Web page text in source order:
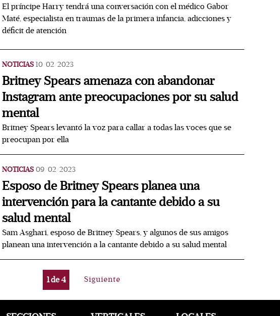
El príncipe Harry tendrá una conversación con el médico Gabor
Maté, especialista en traumas de la primera infancia, adicciones y
déficit de atención
NOTICIAS 10/02/2023
Britney Spears amenaza con abandonar
Instagram ante preocupaciones por su salud
mental
Britney Spears levantó la voz para callar a todas las voces que se
preocupan por ella
NOTICIAS 09/02/2023
Esposo de Britney Spears planea una
intervención para la cantante debido a su
salud mental
Sam Asghari, esposo de Britney Spears, y algunos de sus amigos
planean una intervención a la cantante debido a su salud mental
1de4 Siguiente